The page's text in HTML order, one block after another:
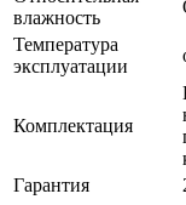
влажность
Температура
эксплуатации
Комплектация
Гарантия